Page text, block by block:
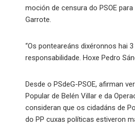
moción de censura do PSOE
Garrote.
“Os ponteareáns dixéronnos hai
responsabilidade. Hoxe Pedro
Desde o PSdeG-PSOE, afirman
Popular de Belén Villar e da
consideran que os cidadáns de
do PP cuxas políticas estiveron